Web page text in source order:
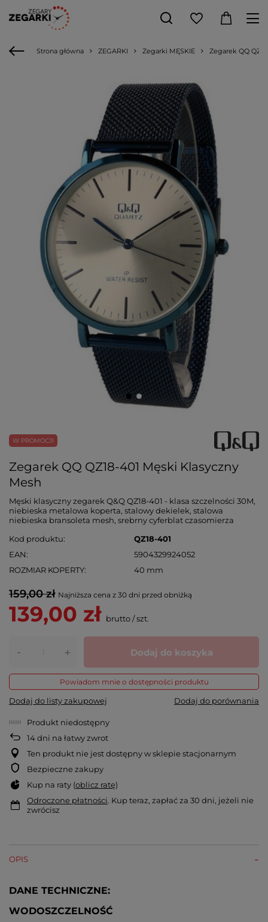
Strona główna ZEGARKI Zegarki MĘSKIE Zegarek QQ
W PROMOCJI
Zegarek QQ QZ18-401 Męski Klasyczny
Mesh
Męski klasyczny zegarek Q&Q QZ18-401 - klasa szczelności 30M,
niebieska metalowa koperta, stalowy dekielek, stalowa
niebieska bransoleta mesh, srebrny cyferblat czasomierza
Kod produktu
QZ18-401
EAN
5904329924052
ROZMIAR KOPERTY
40 mm
159,00 zł Najniższa cena z 30 dni przed obniżką
139,00 zł brutto/szt.
- + Dodaj do koszyka
Powiadom mnie o dostępności produktu
Dodaj do listy zakupowej Dodaj do porównania
Produkt niedostępny
14dni na łatwy zwrot
Ten produkt nie jest dostępny w sklepie stacjonarnym
Bezpieczne zakupy
Kup na raty (oblicz ratę)
Odroczone płatności. Kup teraz, zapłać za 30 dni, jeżeli nie
zwrócisz
OPIS
DANE TECHNICZNE:
WODOSZCZELNOŚĆ